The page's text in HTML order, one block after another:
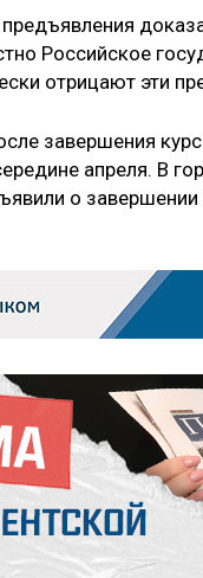
Российское
отрицают эти
завершения
апреля. В
о